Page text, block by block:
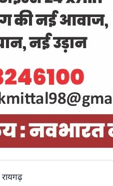
रायगढ़